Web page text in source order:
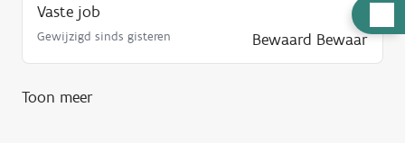
u
l
Vaste job
Gewijzigd sinds gisteren Bewaard Bewaar
Toon meer